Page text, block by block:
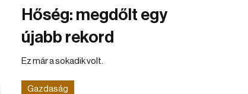
Hőség: megdőlt egy
újabb rekord
Ez már a sokadik volt.
Gazdaság